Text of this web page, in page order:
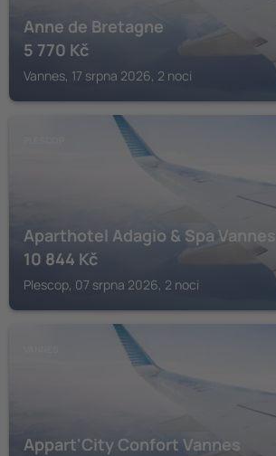
Anne de Bretagne
5 770 Kč
Vannes, 17 srpna 2026, 2 noci
Aparthotel Adagio & Spa Vannes
10 844 Kč
Plescop, 07 srpna 2026, 2 noci
Appart'City Confort Vannes